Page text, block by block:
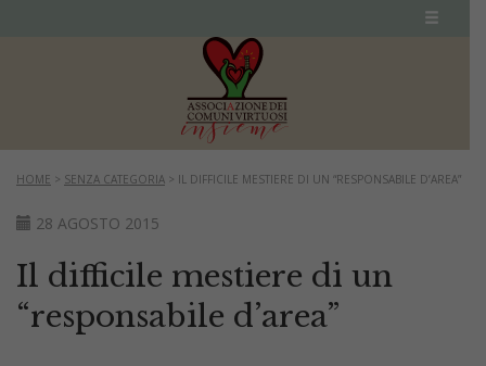
HOME > SENZA CATEGORIA > IL DIFFICILE MESTIERE DI UN “RESPONSABILE D’AREA”
28 AGOSTO 2015
Il difficile mestiere di un
“responsabile d’area”